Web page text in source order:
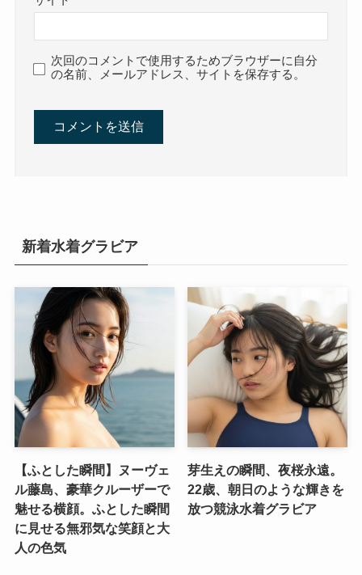
次回のコメントで使用するためブラウザーに自分
の名前、メールアドレス、サイトを保存する。
新着水着グラビア
【ふとした瞬間】ヌーヴェ
ル藤島、豪華クルーザーで
魅せる横顔。ふとした瞬間
に見せる無邪気な笑顔と大
人の色気
芽生えの瞬間、夜桜永遠。
22歳、朝日のような輝きを
放つ競泳水着グラビア